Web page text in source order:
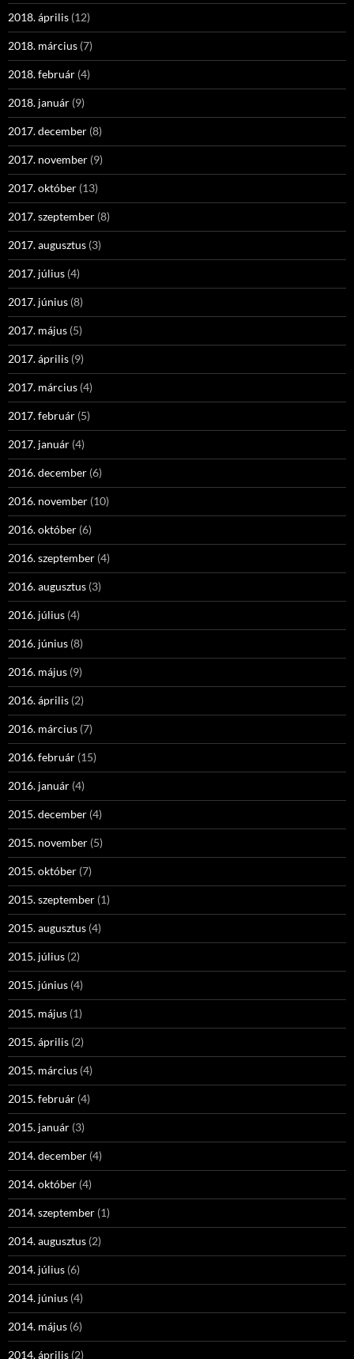
2018. április (12)
2018. március (7)
2018. február (4)
2018. január (9)
2017. december (8)
2017. november (9)
2017. október (13)
2017. szeptember (8)
2017. augusztus (3)
2017. július (4)
2017. június (8)
2017. május (5)
2017. április (9)
2017. március (4)
2017. február (5)
2017. január (4)
2016. december (6)
2016. november (10)
2016. október (6)
2016. szeptember (4)
2016. augusztus (3)
2016. július (4)
2016. június (8)
2016. május (9)
2016. április (2)
2016. március (7)
2016. február (15)
2016. január (4)
2015. december (4)
2015. november (5)
2015. október (7)
2015. szeptember (1)
2015. augusztus (4)
2015. július (2)
2015. június (4)
2015. május (1)
2015. április (2)
2015. március (4)
2015. február (4)
2015. január (3)
2014. december (4)
2014. október (4)
2014. szeptember (1)
2014. augusztus (2)
2014. július (6)
2014. június (4)
2014. május (6)
2014. április (2)